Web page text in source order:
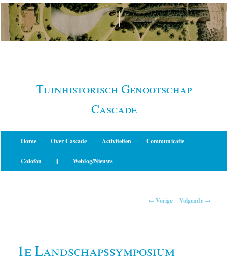
Spring
naar
primaire
Tuinhistorisch Genootschap
Cascade
Home Over Cascade Activiteiten Communicatie
Colofon | Weblog/Nieuws
← Vorige Volgende →
1e Landschapssymposium